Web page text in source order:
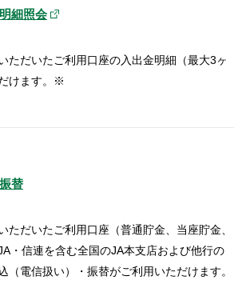
細照会
ただいたご利用口座の入出金明細（最大3ヶ
けます。※
替
ただいたご利用口座（普通貯金、当座貯金、
・信連を含む全国のJA本支店および他行の
（電信扱い）・振替がご利用いただけます。